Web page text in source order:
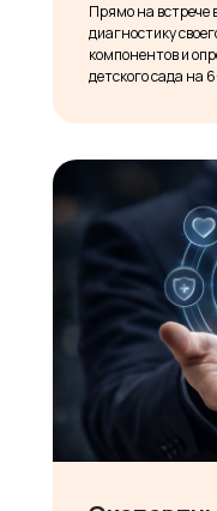
Прямо на встрече
диагностику
компонентов и
детского сада на